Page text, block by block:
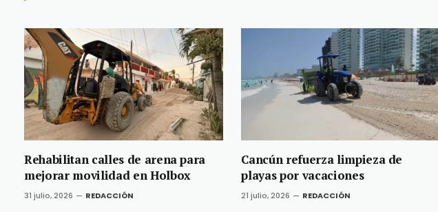
Rehabilitan calles de arena para
mejorar movilidad en Holbox
31 julio, 2026 REDACCIÓN
Cancún refuerza limpieza de
playas por vacaciones
21 julio, 2026 REDACCIÓN